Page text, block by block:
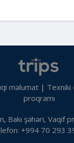
məlumat | Texniki
proqramı
Bakı şəhəri, Vaqif
+994 70 293